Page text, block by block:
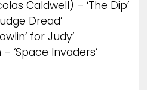
Caldwell) – ‘The Dip’
Dread’
for Judy’
‘Space Invaders’